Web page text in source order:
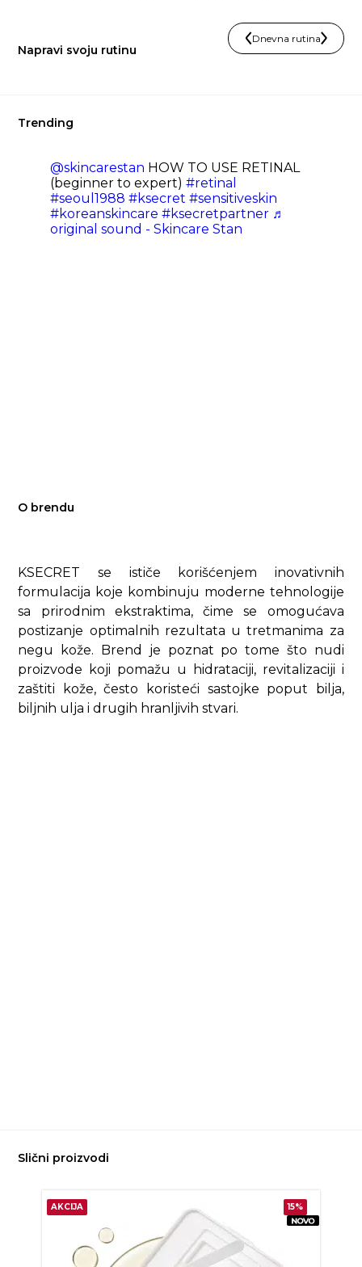
Napravi svoju rutinu
Dnevna rutina
Trending
@skincarestan HOW TO USE RETINAL
(beginner to expert)#retinal
#seoul1988 #ksecret #sensitiveskin
#koreanskincare #ksecretpartner ♬
original sound - Skincare Stan
O brendu
KSECRET se ističe korišćenjem inovativnih
formulacija koje kombinuju moderne tehnologije
sa prirodnim ekstraktima, čime se omogućava
postizanje optimalnih rezultata u tretmanima za
negu kože. Brend je poznat po tome što nudi
proizvode koji pomažu u hidrataciji, revitalizaciji i
zaštiti kože, često koristeći sastojke poput bilja,
biljnih ulja i drugih hranljivih stvari.
Slični proizvodi
AKCIJA 15%